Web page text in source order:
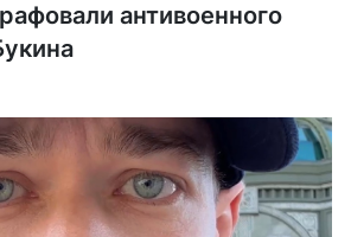
антивоенного